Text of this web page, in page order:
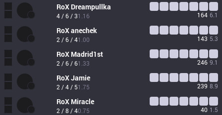
RoX Dreampullka
4 / 6 / 31.16 164 6.1
RoXanechek
2 / 6 / 41.00 143 5.3
RoX Madrid1st
2 / 6 / 61.33 246 9.1
RoXJamie
2 / 4 / 51.75 239 8.9
RoX Miracle
2 / 8 / 40.75 40 1.5